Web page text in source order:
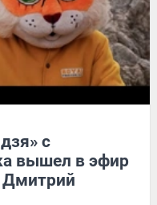
с
вышел в эфир
Дмитрий